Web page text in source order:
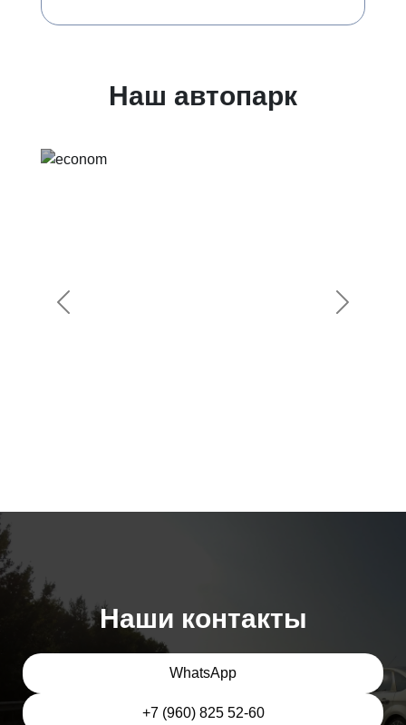
Наш автопарк
Предыдущий
Наши контакты
WhatsApp
+7 (960) 825 52-60